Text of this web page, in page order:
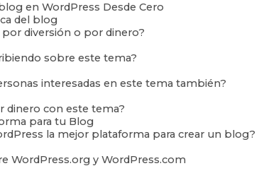
en WordPress Desde Cero
del blog
diversión o por dinero?
sobre este tema?
interesadas en este tema también?
dinero con este tema?
para tu Blog
la mejor plataforma para crear un blog?
WordPress.org y WordPress.com